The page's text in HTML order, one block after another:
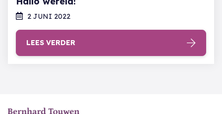
2 JUNI 2022
LEES VERDER